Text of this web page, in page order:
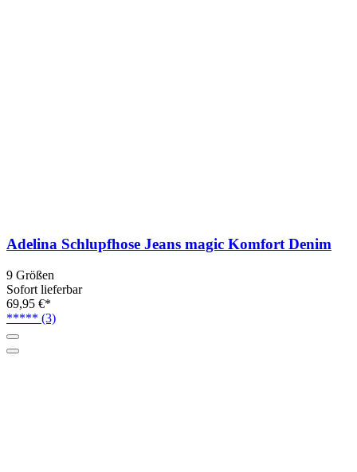
Adelina Schlupfhose Jeans magic Komfort Denim
9 Größen
Sofort lieferbar
69,95 €*
***** (3)